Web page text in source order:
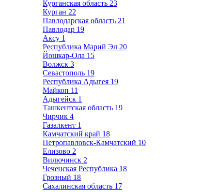
Курганская область 23
Курган 22
Павлодарская область 21
Павлодар 19
Аксу 1
Республика Марий Эл 20
Йошкар-Ола 15
Волжск 3
Севастополь 19
Республика Адыгея 19
Майкоп 11
Адыгейск 1
Ташкентская область 19
Чирчик 4
Газалкент 1
Камчатский край 18
Петропавловск-Камчатский 10
Елизово 2
Вилючинск 2
Чеченская Республика 18
Грозный 18
Сахалинская область 17